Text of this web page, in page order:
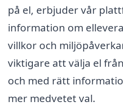
på el, erbjuder vår
information om
villkor och
viktigare att välja el
och med rätt
mer medvetet val.